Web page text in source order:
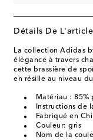
Détails De L'article
La collection Adidas
élégance à travers
cette brassière de
en résille au niveau
Matériau : 85%
Instructions de
Fabriqué en
Couleur: gris
Nom de la